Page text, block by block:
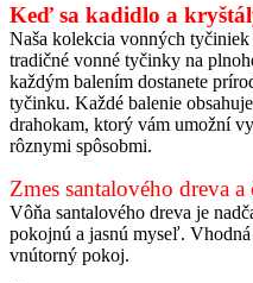
Keď sa kadidlo a
Naša kolekcia vonných
tradičné vonné tyčinky na
každým balením dostanete
tyčinku. Každé balenie
drahokam, ktorý vám umožní
rôznymi spôsobmi.
Zmes santalového dreva
Vôňa santalového dreva je
pokojnú a jasnú myseľ.
vnútorný pokoj.